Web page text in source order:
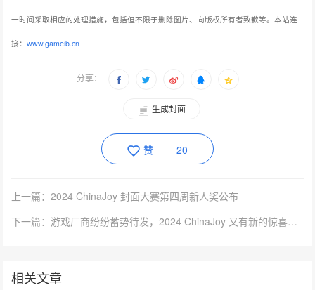
一时间采取相应的处理措施，包括但不限于删除图片、向版权所有者致歉等。本站连
接：www.gameib.cn
分享：
生成封面
赞 20
上一篇：2024 ChinaJoy 封面大赛第四周新人奖公布
下一篇：游戏厂商纷纷蓄势待发，2024 ChinaJoy 又有新的惊喜重磅呈现！
相关文章